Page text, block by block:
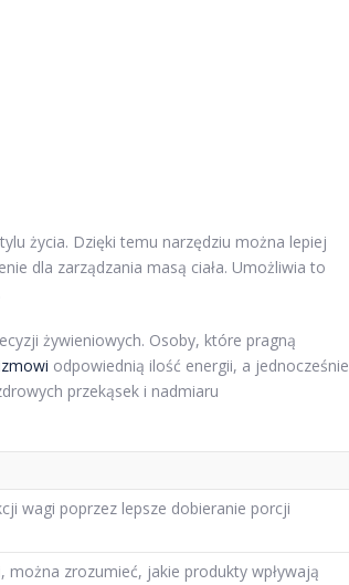
życia. Dzięki temu narzędziu można lepiej
dla zarządzania masą ciała. Umożliwia to
żywieniowych. Osoby, które pragną
odpowiednią ilość energii, a jednocześnie
przekąsek i nadmiaru
wagi poprzez lepsze dobieranie porcji
można zrozumieć, jakie produkty wpływają